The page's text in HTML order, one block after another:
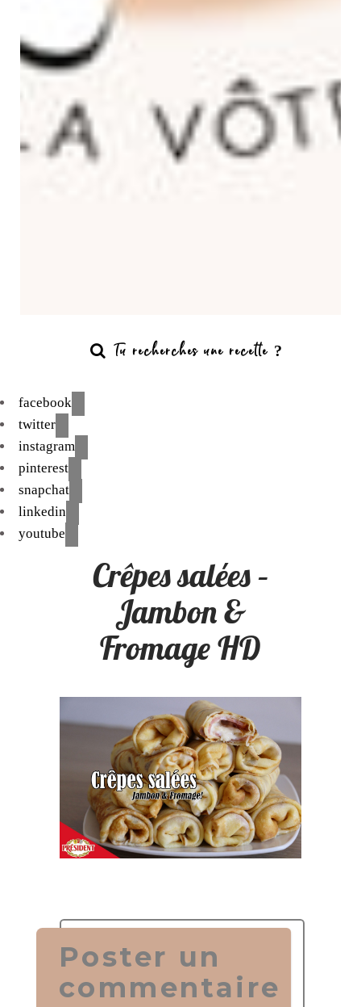
facebook
twitter
instagram
pinterest
snapchat
linkedin
youtube
Crêpes salées –
Jambon &
Fromage HD
Poster un
commentaire